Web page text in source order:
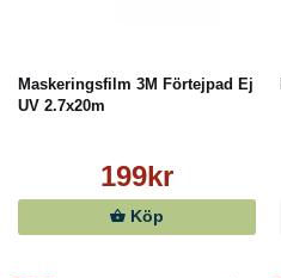
Maskeringsfilm 3M Förtejpad Ej
UV 2.7x20m
199kr
Köp